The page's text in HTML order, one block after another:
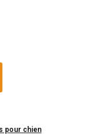
pour chien